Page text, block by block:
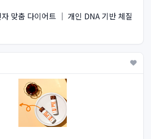
맞춤 다이어트 ｜ 개인 DNA 기반 체질